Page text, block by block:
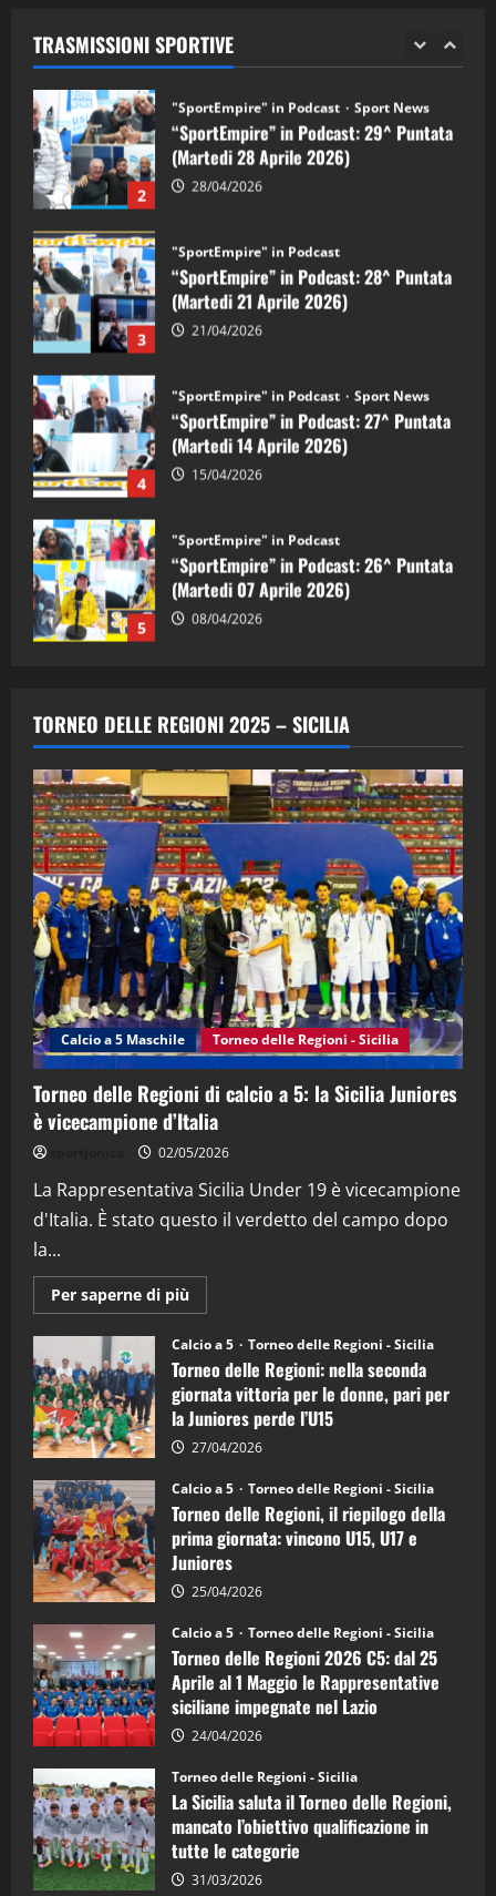
TRASMISSIONI SPORTIVE
2 28/04/2026
3
"SportEmpire" in Podcast
“SportEmpire” in Podcast: 28^ Puntata
(Martedi 21 Aprile 2026)
21/04/2026
4
"SportEmpire" in Podcast
“SportEmpire” in Podcast: 27^ Puntata
(Martedi 14 Aprile 2026)
15/04/2026
5
"SportEmpire" in Podcast
“SportEmpire” in Podcast: 26^ Puntata
(Martedi 07 Aprile 2026)
08/04/2026
1
"SportEmpire" in Podcast
“SportEmpire” in Podcast: 30^ Puntata
(Martedi 05 Maggio 2026)
08/05/2026
2
“SportEmpire” in Podcast: 29^ Puntata
(Martedi 28 Aprile 2026)
28/04/2026
3
"SportEmpire" in Podcast
“SportEmpire” in Podcast: 28^ Puntata
(Martedi 21 Aprile 2026)
21/04/2026
4
"SportEmpire" in Podcast Sport News
“SportEmpire” in Podcast: 27^ Puntata
(Martedi 14 Aprile 2026)
15/04/2026
"SportEmpire" in Podcast
“SportEmpire” in Podcast: 26^ Puntata
08/04/2026
TORNEO DELLE REGIONI 2025 – SICILIA
Calcio a 5 Maschile Torneo delle Regioni - Sicilia
Torneo delle Regioni di calcio a 5: la Sicilia Juniores
è vicecampione d’Italia
02/05/2026
La Rappresentativa Sicilia Under 19 è vicecampione
d'Italia. È stato questo il verdetto del campo dopo
la...
Per saperne di più
informazioni
Torneo
delle
Regioni
di
calcio
a
5:
la
Juniores
è
vicecampione
d’Italia
Calcio a 5 Torneo delle Regioni - Sicilia
Torneo delle Regioni: nella seconda
giornata vittoria per le donne, pari per
la Juniores perde l’U15
27/04/2026
Calcio a 5 Torneo delle Regioni - Sicilia
Torneo delle Regioni, il riepilogo della
prima giornata: vincono U15, U17 e
Juniores
25/04/2026
Calcio a 5 Torneo delle Regioni - Sicilia
Torneo delle Regioni 2026 C5: dal 25
Aprile al 1 Maggio le Rappresentative
siciliane impegnate nel Lazio
24/04/2026
Torneo delle Regioni - Sicilia
La Sicilia saluta il Torneo delle Regioni,
mancato l’obiettivo qualificazione in
tutte le categorie
31/03/2026